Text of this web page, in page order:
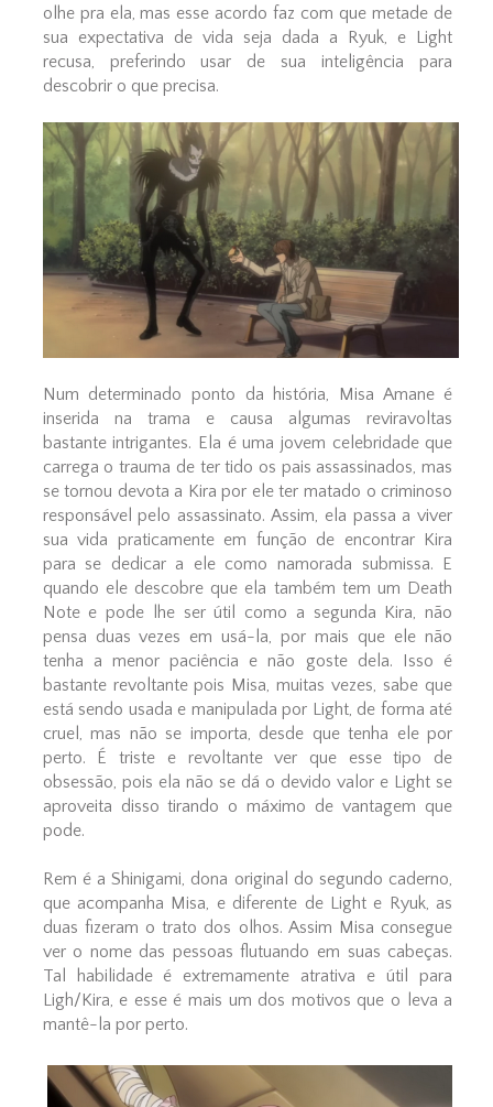
olhe pra ela, mas esse acordo faz com que metade de
sua expectativa de vida seja dada a Ryuk, e Light
recusa, preferindo usar de sua inteligência para
descobrir o que precisa.
Num determinado ponto da história, Misa Amane é
inserida na trama e causa algumas reviravoltas
bastante intrigantes. Ela é uma jovem celebridade que
carrega o trauma de ter tido os pais assassinados, mas
se tornou devota a Kira por ele ter matado o criminoso
responsável pelo assassinato. Assim, ela passa a viver
sua vida praticamente em função de encontrar Kira
para se dedicar a ele como namorada submissa. E
quando ele descobre que ela também tem um Death
Note e pode lhe ser útil como a segunda Kira, não
pensa duas vezes em usá-la, por mais que ele não
tenha a menor paciência e não goste dela. Isso é
bastante revoltante pois Misa, muitas vezes, sabe que
está sendo usada e manipulada por Light, de forma até
cruel, mas não se importa, desde que tenha ele por
perto. É triste e revoltante ver que esse tipo de
obsessão, pois ela não se dá o devido valor e Light se
aproveita disso tirando o máximo de vantagem que
pode.
Rem é a Shinigami, dona original do segundo caderno,
que acompanha Misa, e diferente de Light e Ryuk, as
duas fizeram o trato dos olhos. Assim Misa consegue
ver o nome das pessoas flutuando em suas cabeças.
Tal habilidade é extremamente atrativa e útil para
Ligh/Kira, e esse é mais um dos motivos que o leva a
mantê-la por perto.